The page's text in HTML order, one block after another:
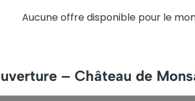
Aucune offre disponible pour le
– Château de